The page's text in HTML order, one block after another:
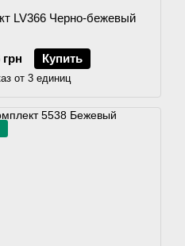
LV366 Черно-бежевый
грн Купить
от 3 единиц